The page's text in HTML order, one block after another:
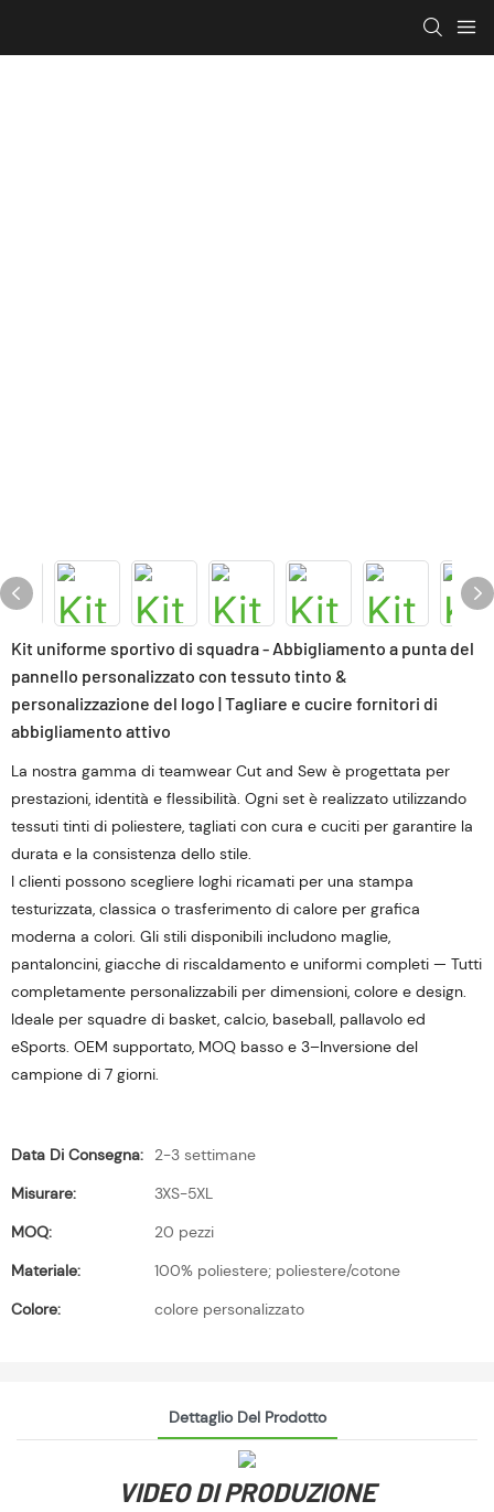
Kit uniforme sportivo di squadra - Abbigliamento a punta del
pannello personalizzato con tessuto tinto &
personalizzazione del logo | Tagliare e cucire fornitori di
abbigliamento attivo
La nostra gamma di teamwear Cut and Sew è progettata per
prestazioni, identità e flessibilità. Ogni set è realizzato utilizzando
tessuti tinti di poliestere, tagliati con cura e cuciti per garantire la
durata e la consistenza dello stile.
I clienti possono scegliere loghi ricamati per una stampa
testurizzata, classica o trasferimento di calore per grafica
moderna a colori. Gli stili disponibili includono maglie,
pantaloncini, giacche di riscaldamento e uniformi completi — Tutti
completamente personalizzabili per dimensioni, colore e design.
Ideale per squadre di basket, calcio, baseball, pallavolo ed
eSports. OEM supportato, MOQ basso e 3–Inversione del
campione di 7 giorni.
Data Di Consegna:
2-3 settimane
Misurare:
3XS-5XL
MOQ:
20 pezzi
Materiale:
100% poliestere; poliestere/cotone
Colore:
colore personalizzato
Dettaglio Del Prodotto
VIDEO DI PRODUZIONE